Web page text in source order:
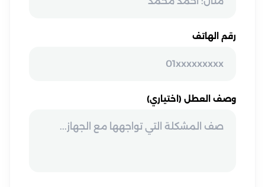
رقم الهاتف
وصف العطل (اختياري)